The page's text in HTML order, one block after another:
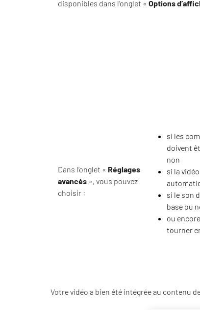
disponibles dans l’onglet « Options
Dans l’onglet « Réglages
avancés », vous pouvez
choisir :
si les
doivent
non
si la
si le son
base ou
ou
tourner
Votre vidéo a bien été intégrée au contenu